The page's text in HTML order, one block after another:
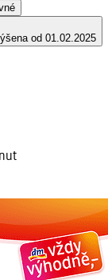
od 01.02.2025